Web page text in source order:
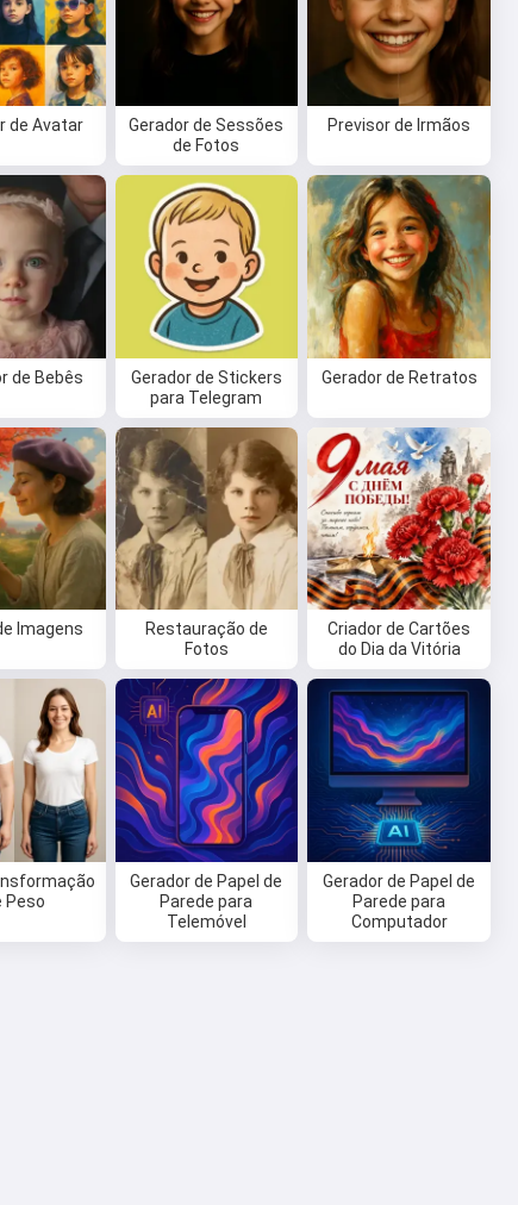
de Avatar
Gerador de Sessões
de Fotos
Previsor de Irmãos
de Bebês
Gerador de Stickers
para Telegram
Gerador de Retratos
Imagens
Restauração de
Fotos
Criador de Cartões
do Dia da Vitória
Peso
Gerador de Papel de
Parede para
Telemóvel
Gerador de Papel de
Parede para
Computador